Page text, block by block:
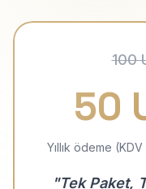
100
50
Yıllık ödeme
"Tek Paket,